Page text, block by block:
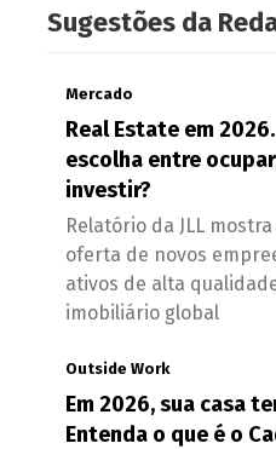
Sugestões da
Mercado
Real Estate em
escolha entre
investir?
Relatório da JLL
oferta de novos
ativos de alta
imobiliário global
Outside Work
Em 2026, sua casa
Entenda o que é o